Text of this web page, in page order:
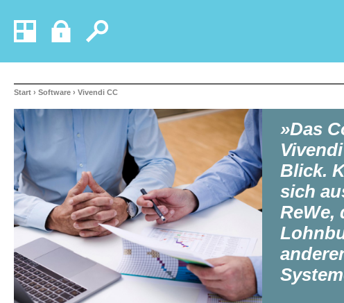
Start › Software › Vivendi CC
»Das
Blick.
sich
ReWe,